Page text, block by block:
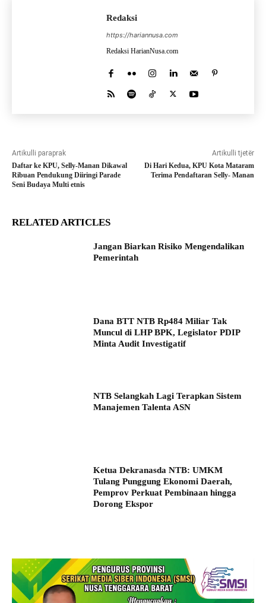
Redaksi
https://hariannusa.com
Redaksi HarianNusa.com
Artikulli paraprak
Daftar ke KPU, Selly-Manan Dikawal
Ribuan Pendukung Diiringi Parade
Seni Budaya Multi etnis
Artikulli tjetër
Di Hari Kedua, KPU Kota Mataram
Terima Pendaftaran Selly- Manan
RELATED ARTICLES
Jangan Biarkan Risiko Mengendalikan
Pemerintah
Dana BTT NTB Rp484 Miliar Tak
Muncul di LHP BPK, Legislator PDIP
Minta Audit Investigatif
NTB Selangkah Lagi Terapkan Sistem
Manajemen Talenta ASN
Ketua Dekranasda NTB: UMKM
Tulang Punggung Ekonomi Daerah,
Pemprov Perkuat Pembinaan hingga
Dorong Ekspor